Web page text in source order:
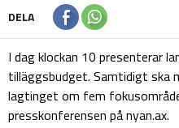
DELA
I dag klockan 10 presenterar
tilläggsbudget. Samtidigt ska
lagtinget om fem
presskonferensen på nyan.ax.